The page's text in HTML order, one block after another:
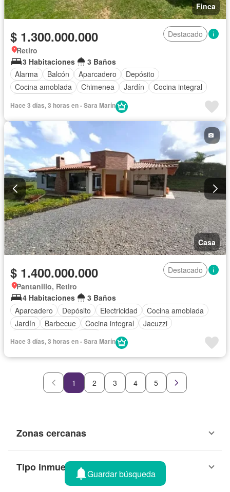
Finca
$ 1.300.000.000
Destacado
Retiro
3 Habitaciones
3 Baños
Alarma
Balcón Aparcadero
Depósito
Cocina amoblada
Chimenea Jardín
Cocina integral
Hace 3 días, 3 horas en - Sara Marín
Casa
$ 1.400.000.000
Destacado
Pantanillo, Retiro
4 Habitaciones
3 Baños
Aparcadero
Depósito Electricidad
Cocina amoblada
Jardín
Barbecue Cocina integral
Jacuzzi
Hace 3 días, 3 horas en - Sara Marín
1 2 3 4 5
Zonas cercanas
Tipo inmueble Guardar búsqueda